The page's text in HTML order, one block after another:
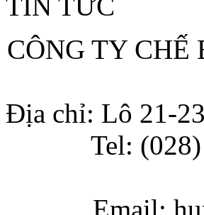
CÔNG TY
Địa chỉ: Lô 21-
Tel: